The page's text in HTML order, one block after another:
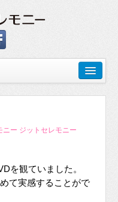
ニー ジットセレモニー
を観ていました。
て実感することがで